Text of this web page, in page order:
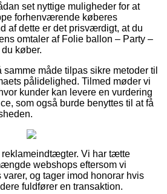
set nyttige muligheder for at
forhenværende køberes
af dette er det prisværdigt, at du
omtaler af Folie ballon – Party –
køber.
måde tilpas sikre metoder til
pålidelighed. Tilmed møder vi
kunder kan levere en vurdering
som også burde benyttes til at få
reklameindtægter. Vi har tætte
webshops eftersom vi
og tager imod honorar hvis
fuldfører en transaktion.